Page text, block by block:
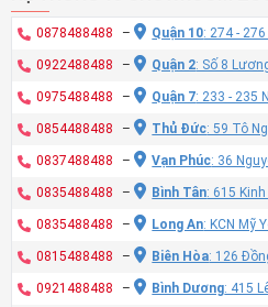
0878488488 – Quận 10: 274 -
0922488488 – Quận 2: Số 8
0975488488 – Quận 7: 233 - 235
0854488488 – Thủ Đức: 59 Tô
0837488488 – Vạn Phúc: 36
0835488488 – Bình Tân: 615
0835488488 – Long An: KCN Mỹ
0815488488 – Biên Hòa: 126
0921488488 – Bình Dương: 415